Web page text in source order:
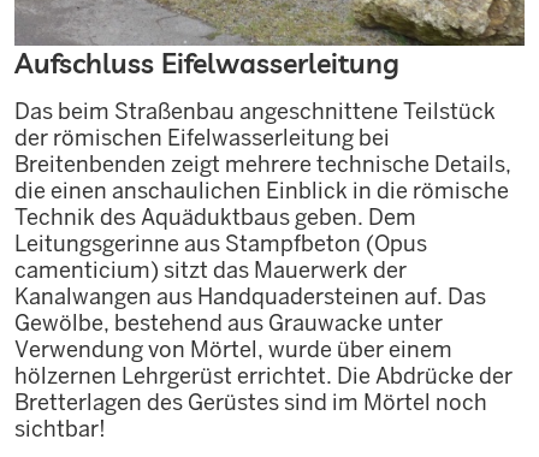
Aufschluss Eifelwasserleitung
Das beim Straßenbau angeschnittene Teilstück
der römischen Eifelwasserleitung bei
Breitenbenden zeigt mehrere technische Details,
die einen anschaulichen Einblick in die römische
Technik des Aquäduktbaus geben. Dem
Leitungsgerinne aus Stampfbeton (Opus
camenticium) sitzt das Mauerwerk der
Kanalwangen aus Handquadersteinen auf. Das
Gewölbe, bestehend aus Grauwacke unter
Verwendung von Mörtel, wurde über einem
hölzernen Lehrgerüst errichtet. Die Abdrücke der
Bretterlagen des Gerüstes sind im Mörtel noch
sichtbar!